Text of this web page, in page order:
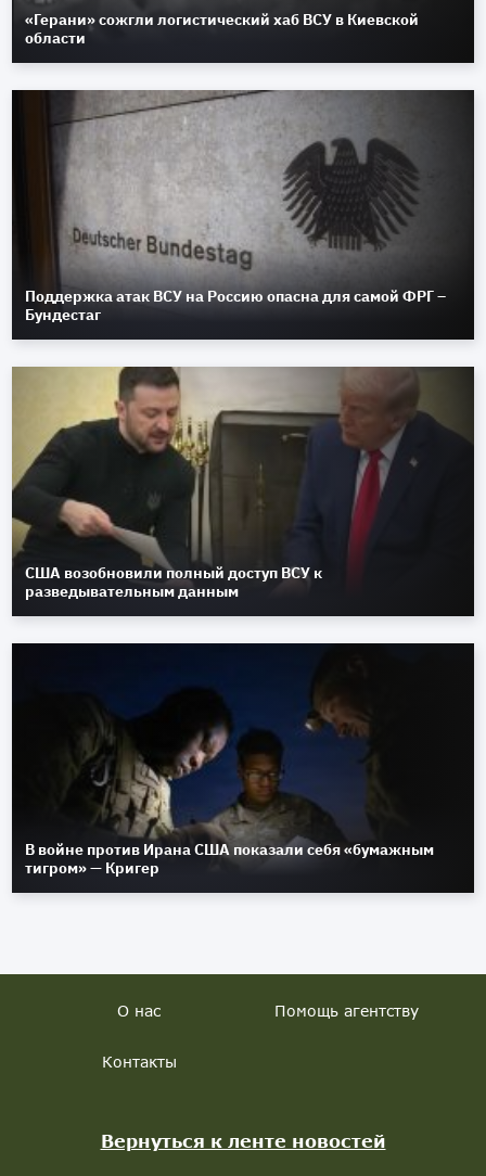
«Герани» сожгли логистический хаб ВСУ в Киевской
области
Поддержка атак ВСУ на Россию опасна для самой ФРГ –
Бундестаг
США возобновили полный доступ ВСУ к
разведывательным данным
В войне против Ирана США показали себя «бумажным
тигром» — Кригер
О нас Помощь агентству
Контакты
Вернуться к ленте новостей